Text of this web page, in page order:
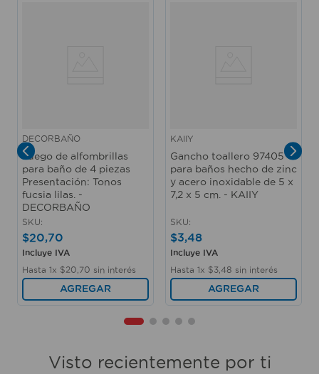
DECORBAÑO
Juego de alfombrillas
para baño de 4 piezas
Presentación: Tonos
fucsia lilas. -
DECORBAÑO
SKU:
$20,70
Incluye IVA
Hasta 1x $20 70 sin interés
AGREGAR
KAIIY
Gancho toallero 97405
para baños hecho de zinc
y acero inoxidable de 5 x
7,2 x 5 cm. - KAIIY
SKU:
$3,48
Incluye IVA
Hasta 1x $3 48 sin interés
AGREGAR
Visto recientemente por ti